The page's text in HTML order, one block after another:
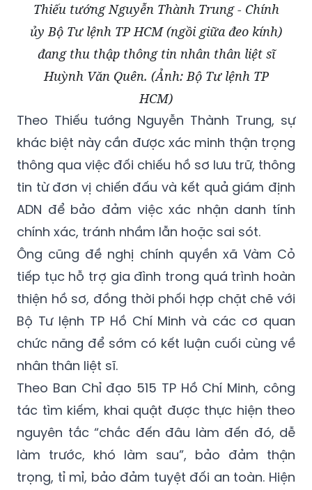
Thiếu tướng Nguyễn Thành Trung - Chính
ủy Bộ Tư lệnh TP HCM (ngồi giữa đeo kính)
đang thu thập thông tin nhân thân liệt sĩ
Huỳnh Văn Quên. (Ảnh: Bộ Tư lệnh TP
HCM)
Theo Thiếu tướng Nguyễn Thành Trung, sự
khác biệt này cần được xác minh thận trọng
thông qua việc đối chiếu hồ sơ lưu trữ, thông
tin từ đơn vị chiến đấu và kết quả giám định
ADN để bảo đảm việc xác nhận danh tính
chính xác, tránh nhầm lẫn hoặc sai sót.
Ông cũng đề nghị chính quyền xã Vàm Cỏ
tiếp tục hỗ trợ gia đình trong quá trình hoàn
thiện hồ sơ, đồng thời phối hợp chặt chẽ với
Bộ Tư lệnh TP Hồ Chí Minh và các cơ quan
chức năng để sớm có kết luận cuối cùng về
nhân thân liệt sĩ.
Theo Ban Chỉ đạo 515 TP Hồ Chí Minh, công
tác tìm kiếm, khai quật được thực hiện theo
nguyên tắc “chắc đến đâu làm đến đó, dễ
làm trước, khó làm sau”, bảo đảm thận
trọng, tỉ mỉ, bảo đảm tuyệt đối an toàn. Hiện